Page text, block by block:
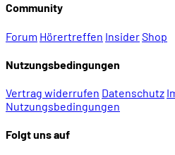
Community
Forum Hörertreffen InsiderShop
Nutzungsbedingungen
Vertrag widerrufen Datenschutz
Nutzungsbedingungen
Folgt uns auf